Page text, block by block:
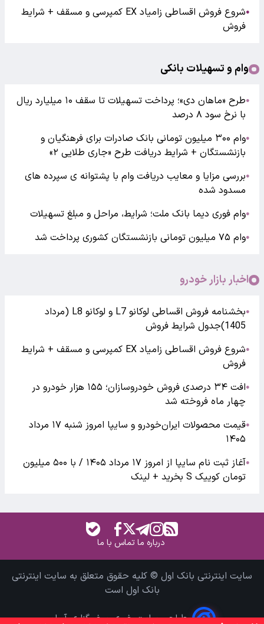
●
شروع فروش اقساطی زامیاد EX کمپرسی و مسقف + شرایط
فروش
وام و تسهیلات بانکی
●
طرح «ماهان دی»؛ پرداخت تسهیلات تا سقف ۱۰ میلیارد ریال
با نرخ سود ۸ درصد
●
وام ۳۰۰ میلیون تومانی بانک صادرات برای فرهنگیان و
بازنشستگان + شرایط دریافت طرح «جاری طلایی ۲»
●بررسی مزایا و معایب دریافت وام با پشتوانه ی سپرده های
مسدود شده
●وام فوری دیما بانک ملت؛ شرایط، مراحل و مبلغ تسهیلات
●وام ۷۵ میلیون تومانی بازنشستگان کشوری پرداخت شد
اخبار بازار خودرو
●
بخشنامه فروش اقساطی لوکانو L7 و لوکانو L8 (مرداد
1405)جدول شرایط فروش
●
شروع فروش اقساطی زامیاد EX کمپرسی و مسقف + شرایط
فروش
●
افت ۳۴ درصدی فروش خودروسازان؛ ۱۵۵ هزار خودرو در
چهار ماه فروخته شد
●
قیمت محصولات ایران‌خودرو و سایپا امروز شنبه ۱۷ مرداد
۱۴۰۵
●
آغاز ثبت نام سایپا از امروز ۱۷ مرداد ۱۴۰۵ / با ۵۰۰ میلیون
تومان کوییک S بخرید + لینک
درباره ماتماس با ما
سایت اینترنتی بانک اول © کلیه حقوق متعلق به سایت اینترنتی
بانک اول است
طراحی سایت خبری و خبرگزاری آسام